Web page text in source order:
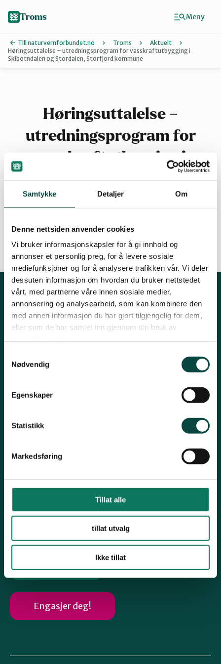
Samtykke Detaljer Om
Denne nettsiden anvender cookies
Vi bruker informasjonskapsler for å gi innhold og
annonser et personlig preg, for å levere sosiale
mediefunksjoner og for å analysere trafikken vår. Vi deler
dessuten informasjon om hvordan du bruker nettstedet
vårt, med partnerne våre innen sosiale medier,
annonsering og analysearbeid, som kan kombinere den
med annen informasjon du har gjort tilgjengelig for dem,
eller som de har samlet inn gjennom din bruk av
Nødvendig
Egenskaper
Statistikk
Markedsføring
Tillat alle
tillat utvalg
Ikke tillat
Midt-Troms
Sør-Troms
Troms
Till naturvernforbundet.no Troms
Aktuelt
Høringsuttalelse – utredningsprogram for vasskraftutbygging i
Skibotndalen og Stordalen, Storfjord kommune
Høringsuttalelse –
utredningsprogram for
vasskraftutbygging i
Skibotndalen og Stordalen,
Storfjord kommune
By
08.04.2013 19:10
Kontakt fylkeslaget
Leder, Inger Marie Holm
E-post: troms@naturvernforbundet.no
Organisasjons# 971400811
Snarveier
Arkiv årsmøtedokumenter
Arkiv gamle nettsaker
Instagram
Engasjer deg!